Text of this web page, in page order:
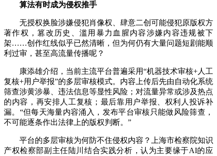
算法有时成为侵权推手
无授权换脸涉嫌侵犯肖像权、肆意二创可能侵犯原版权方
著作权，篡改历史、滥用暴力血腥内容涉嫌内容违规被下
架……创作红线似乎已然清晰，但为何仍有大量问题短剧能顺
利过审，甚至高流量传播呢？
康添雄介绍，当前主流平台普遍采用“机器技术审核+人工
复核+用户举报”的多层审核模式。内容上传后先由自动化系统
筛查涉黄涉暴、违法信息等显性风险；对流量异常或涉及热点
的内容，再安排人工复核；最后靠用户举报、权利人投诉补
漏。“但每天海量内容涌入，发布平台审核只能做风险筛查，
不可能逐条作出法律上的版权判断。”
平台的多层审核为何防不住侵权内容？上海市检察院知识
产权检察部副主任陆川结合实践分析，认为主要缘于AI的应